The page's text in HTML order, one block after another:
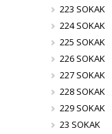
223 SOKAK
224 SOKAK
225 SOKAK
226 SOKAK
227 SOKAK
228 SOKAK
229 SOKAK
23 SOKAK